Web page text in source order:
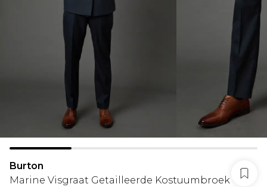
Burton
Marine Visgraat Getailleerde Kostuumbroek